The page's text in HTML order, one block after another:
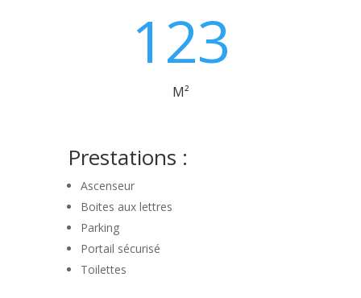
123
M²
Prestations :
Ascenseur
Boites aux lettres
Parking
Portail sécurisé
Toilettes